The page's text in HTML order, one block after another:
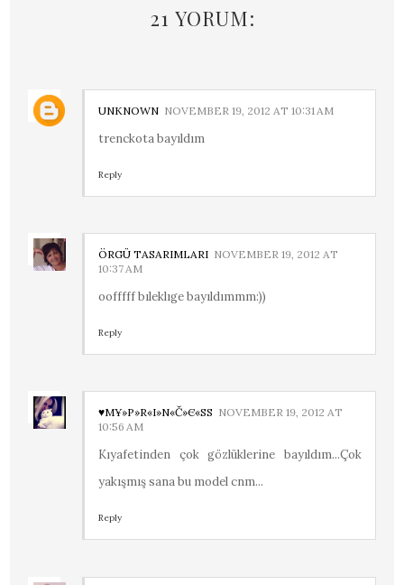
21 YORUM:
UNKNOWN NOVEMBER 19, 2012 AT 10:31 AM
trenckota bayıldım
Reply
ÖRGÜ TASARIMLARI NOVEMBER 19, 2012 AT
10:37 AM
oofffff bıleklıge bayıldımmm:))
Reply
♥МҰ»P»R«I»N«Č»Є«SS NOVEMBER 19, 2012 AT
10:56 AM
Kıyafetinden çok gözlüklerine bayıldım...Çok
yakışmış sana bu model cnm...
Reply